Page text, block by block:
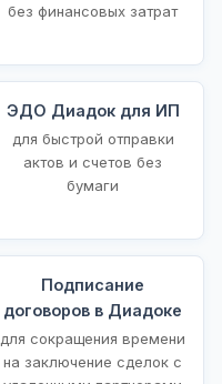
без финансовых затрат
ЭДО Диадок для ИП
для быстрой отправки
актов и счетов без
бумаги
Подписание
договоров в Диадоке
для сокращения времени
на заключение сделок с